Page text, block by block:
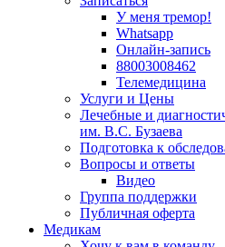
У меня тремор!
Whatsapp
Онлайн-запись
88003008462
Телемедицина
Услуги и Цены
Лечебные и
им. В.С. Бузаева
Подготовка к
Вопросы и ответы
Видео
Группа поддержки
Публичная оферта
Медикам